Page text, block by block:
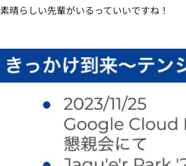
素晴らしい先輩がいるっていいですね！